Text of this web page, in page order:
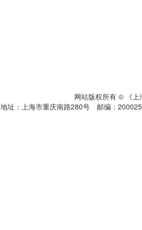
网站版权所有 © 《
地址：上海市重庆南路280号 邮编：